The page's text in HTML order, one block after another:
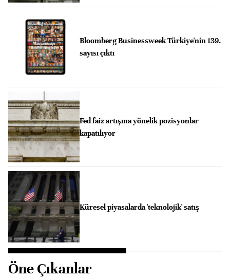
Bloomberg Businessweek Türkiye'nin 139.
sayısı çıktı
Fed faiz artışına yönelik pozisyonlar
kapatılıyor
Küresel piyasalarda 'teknolojik' satış
Öne Çıkanlar